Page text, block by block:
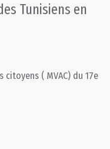
Tunisiens en
( MVAC) du 17e